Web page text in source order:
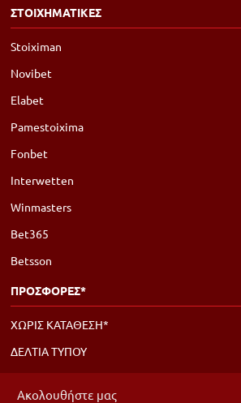
ΣΤΟΙΧΗΜΑΤΙΚΕΣ
Stoiximan
Novibet
Elabet
Pamestoixima
Fonbet
Interwetten
Winmasters
Bet365
Betsson
ΠΡΟΣΦΟΡΕΣ*
ΧΩΡΙΣ ΚΑΤΑΘΕΣΗ*
ΔΕΛΤΙΑ ΤΥΠΟΥ
Ακολουθήστε μας